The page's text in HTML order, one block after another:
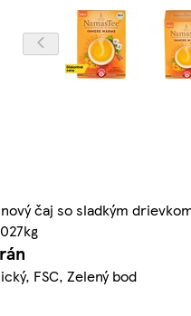
čaj so sladkým
FSC, Zelený bod